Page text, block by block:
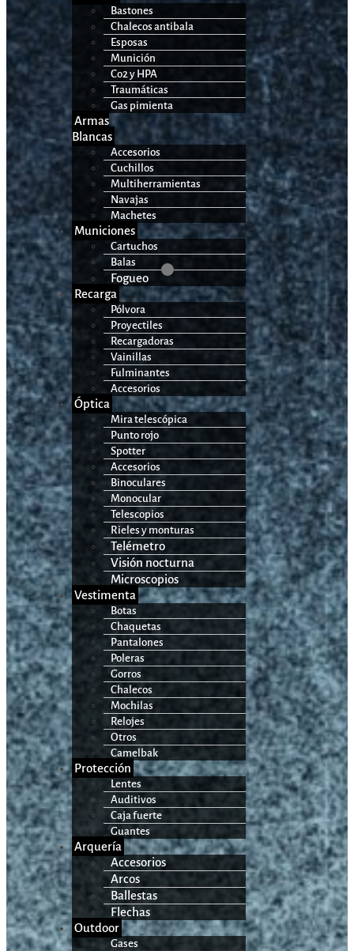
Bastones
Chalecos antibala
Esposas
Munición
Co2 y HPA
Traumáticas
Gas pimienta
Armas
Blancas
Accesorios
Cuchillos
Multiherramientas
Navajas
Machetes
Municiones
Cartuchos
Balas
Fogueo
Recarga
Pólvora
Proyectiles
Recargadoras
Vainillas
Fulminantes
Accesorios
Óptica
Mira telescópica
Punto rojo
Spotter
Accesorios
Binoculares
Monocular
Telescopios
Rieles y monturas
Telémetro
Visión nocturna
Microscopios
Vestimenta
Botas
Chaquetas
Pantalones
Poleras
Gorros
Chalecos
Mochilas
Relojes
Otros
Camelbak
Protección
Lentes
Auditivos
Caja fuerte
Guantes
Arquería
Accesorios
Arcos
Ballestas
Flechas
Outdoor
Gases